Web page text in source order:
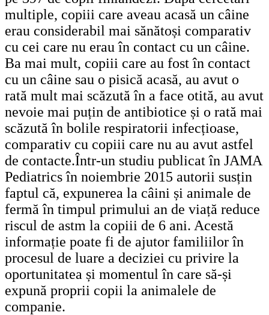
multiple, copiii care aveau acasă un câine
erau considerabil mai sănătoși comparativ
cu cei care nu erau în contact cu un câine.
Ba mai mult, copiii care au fost în contact
cu un câine sau o pisică acasă, au avut o
rată mult mai scăzută în a face otită, au avut
nevoie mai puțin de antibiotice și o rată mai
scăzută în bolile respiratorii infecțioase,
comparativ cu copiii care nu au avut astfel
de contacte.Într-un studiu publicat în JAMA
Pediatrics în noiembrie 2015 autorii susțin
faptul că, expunerea la câini și animale de
fermă în timpul primului an de viață reduce
riscul de astm la copiii de 6 ani. Acestă
informație poate fi de ajutor familiilor în
procesul de luare a deciziei cu privire la
oportunitatea și momentul în care să-și
expună proprii copii la animalele de
companie.